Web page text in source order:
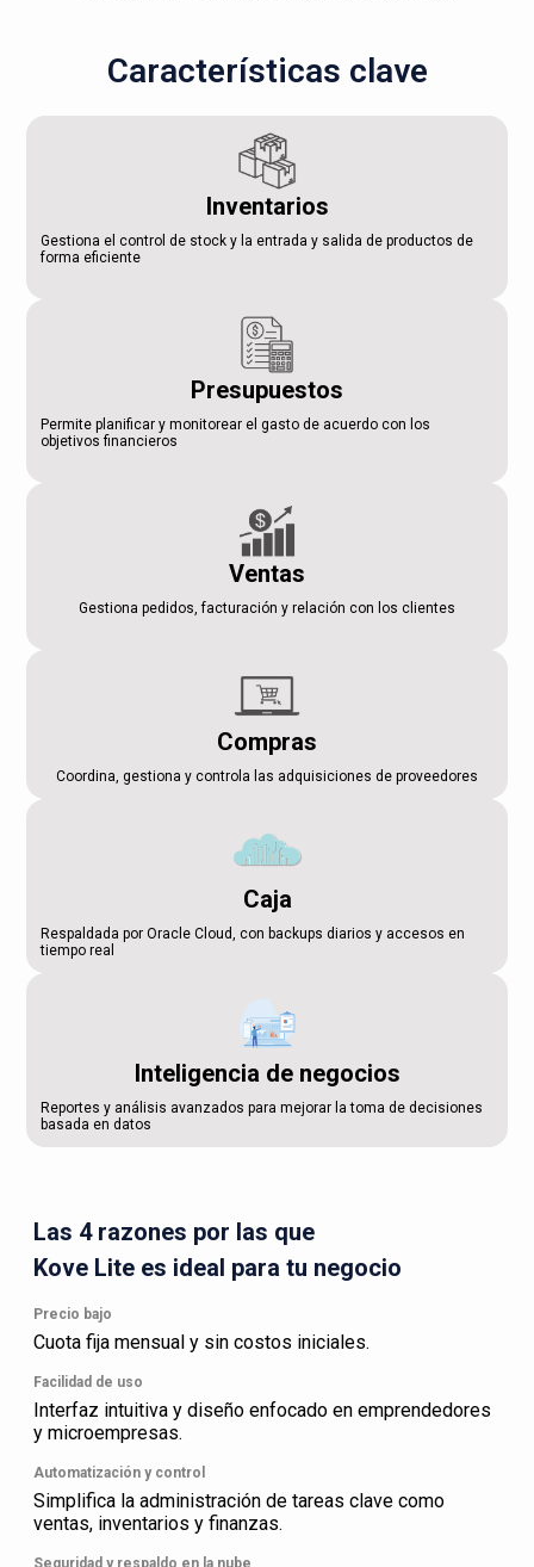
Características clave
Inventarios
Gestiona el control de stock y la entrada y salida de productos de
forma eficiente
Presupuestos
Permite planificar y monitorear el gasto de acuerdo con los
objetivos financieros
Ventas
Gestiona pedidos, facturación y relación con los clientes
Compras
Coordina, gestiona y controla las adquisiciones de proveedores
Caja
Respaldada por Oracle Cloud, con backups diarios y accesos en
tiempo real
Inteligencia de negocios
Reportes y análisis avanzados para mejorar la toma de decisiones
basada en datos
Las 4 razones por las que
Kove Lite es ideal para tu negocio
Precio bajo
Cuota fija mensual y sin costos iniciales.
Facilidad de uso
Interfaz intuitiva y diseño enfocado en emprendedores
y microempresas.
Automatización y control
Simplifica la administración de tareas clave como
ventas, inventarios y finanzas.
Seguridad y respaldo en la nube